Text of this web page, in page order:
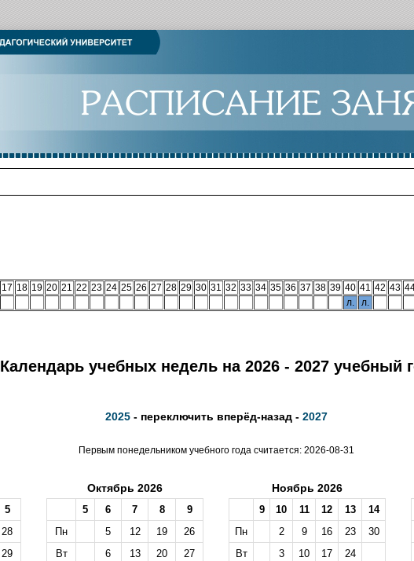
17 18 19 20 21 22 23 24 25 26 27 28 29 30 31 32 33 34 35 36 37 38 39 40 41 42 43
л.
л.
Календарь учебных недель на 2026 - 2027 учебный
2025- переключить вперёд-назад - 2027
Первым понедельником учебного года считается: 2026-08-31
5
28
29
Октябрь 2026
5 6 7 8
9
Пн
5 12 19
26
Вт
6 13 20
27
Ноябрь 2026
9 10 11 12 13
14
Пн
2 9 16 23
30
Вт
3 10 17
24